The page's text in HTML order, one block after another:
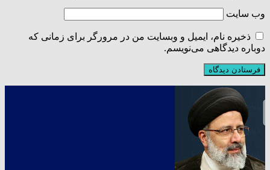
وب‌ سایت
ذخیره نام، ایمیل و وبسایت من در مرورگر برای زمانی که
دوباره دیدگاهی می‌نویسم.